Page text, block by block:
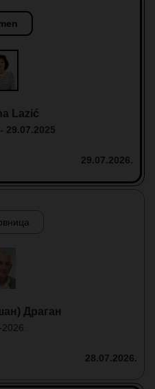
Lazić
29.07.2025
29.07.2026.
Драган
28.07.2026.